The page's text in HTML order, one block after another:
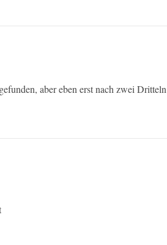
aber eben erst nach zwei